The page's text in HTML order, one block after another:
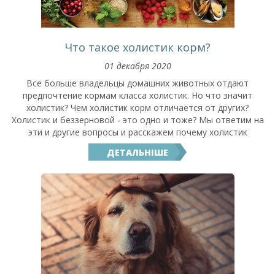
Что такое холистик корм?
01 декабря 2020
Все больше владельцы домашних животных отдают
предпочтение кормам класса холистик. Но что значит
холистик? Чем холистик корм отличается от других?
Холистик и беззерновой - это одно и тоже? Мы ответим на
эти и другие вопросы и расскажем почему холистик
ДЕТАЛЬНІШЕ